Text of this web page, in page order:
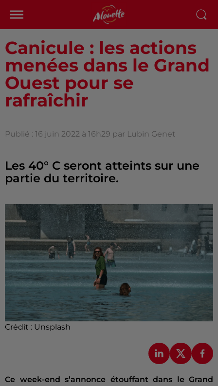
Canicule : les actions
menées dans le Grand
Ouest pour se
rafraîchir
Publié : 16 juin 2022 à 16h29 par Lubin Genet
Les 40° C seront atteints sur une
partie du territoire.
Crédit : Unsplash
Ce week-end s’annonce étouffant dans le Grand